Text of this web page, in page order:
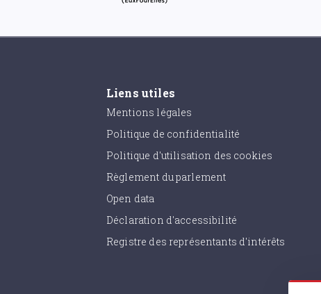
Liens utiles
Mentions légales
Politique de confidentialité
Politique d'utilisation des cookies
Règlement du parlement
Open data
Déclaration d'accessibilité
Registre des représentants d'intérêts